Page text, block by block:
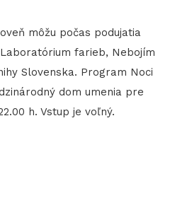
môžu počas podujatia
farieb, Nebojím
Slovenska. Program Noci
dom umenia pre
h. Vstup je voľný.